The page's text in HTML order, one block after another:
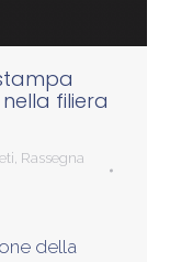
filiera
, Rassegna
della